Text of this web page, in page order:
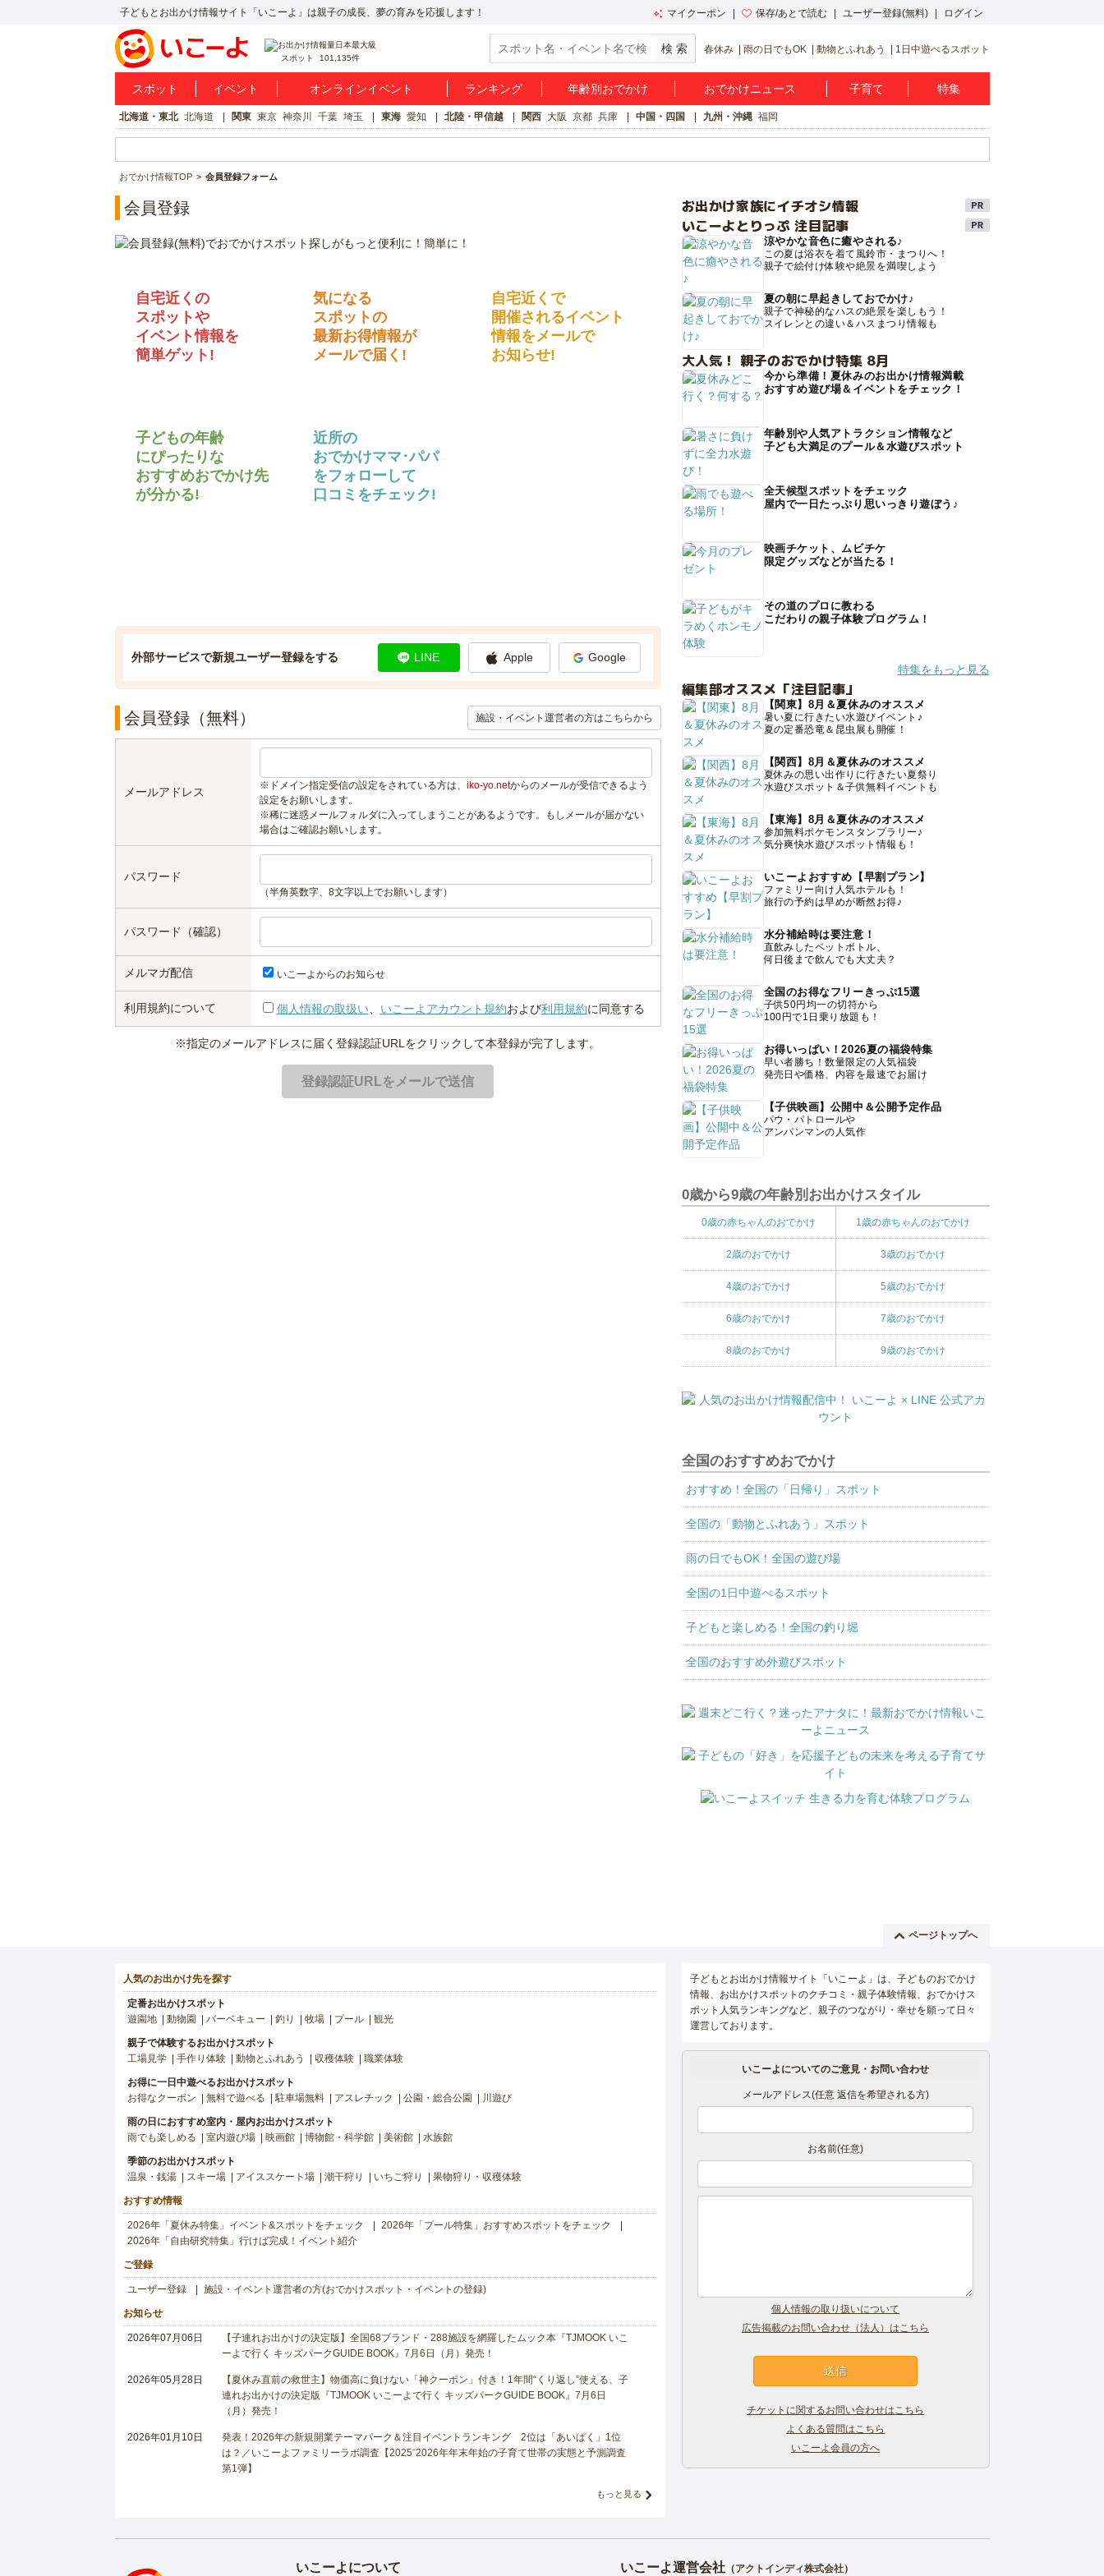
子どもとお出かけ情報サイト「いこーよ」は親子の成長、夢の育みを応援します！ マイクーポン 保存/あとで読む ユーザー登録(無料) ログイン
スポット 101,135件
春休み 雨の日でもOK 動物とふれあう 1日中遊べるスポット
スポット イベント オンラインイベント ランキング 年齢別おでかけ おでかけニュース 子育て 特集
北海道・東北 北海道 関東 東京 神奈川 千葉 埼玉 東海 愛知 北陸・甲信越 関西 大阪 京都 兵庫 中国・四国 九州・沖縄 福岡
おでかけ情報TOP 会員登録フォーム
会員登録
自宅近くの
スポットや
イベント情報を
簡単ゲット!
気になる
スポットの
最新お得情報が
メールで届く!
自宅近くで
開催されるイベント
情報をメールで
お知らせ!
子どもの年齢
にぴったりな
おすすめおでかけ先
が分かる!
近所の
おでかけママ･パパ
をフォローして
口コミをチェック!
外部サービスで新規ユーザー登録をする LINE Apple Google
会員登録（無料） 施設・イベント運営者の方はこちらから
メールアドレス ※ドメイン指定受信の設定をされている方は、 iko-yo.netからのメールが受信できるよう
設定をお願いします。
※稀に迷惑メールフォルダに入ってしまうことがあるようです。もしメールが届かない
場合はご確認お願いします。
パスワード
（半角英数字、8文字以上でお願いします）
パスワード（確認）
メルマガ配信 いこーよからのお知らせ
利用規約について 個人情報の取扱い、 いこーよアカウント規約および利用規約に同意する
※指定のメールアドレスに届く登録認証URLをクリックして本登録が完了します。
お出かけ家族にイチオシ情報
いこーよとりっぷ 注目記事
涼やかな音色に癒やされる♪
この夏は浴衣を着て風鈴市・まつりへ！
親子で絵付け体験や絶景を満喫しよう
夏の朝に早起きしておでかけ♪
親子で神秘的なハスの絶景を楽しもう！
スイレンとの違い＆ハスまつり情報も
大人気！ 親子のおでかけ特集 8月
今から準備！夏休みのお出かけ情報満載
おすすめ遊び場＆イベントをチェック！
年齢別や人気アトラクション情報など
子ども大満足のプール＆水遊びスポット
全天候型スポットをチェック
屋内で一日たっぷり思いっきり遊ぼう♪
映画チケット、ムビチケ
限定グッズなどが当たる！
その道のプロに教わる
こだわりの親子体験プログラム！
特集をもっと見る
編集部オススメ「注目記事」
【関東】8月＆夏休みのオススメ
暑い夏に行きたい水遊びイベント♪
夏の定番恐竜＆昆虫展も開催！
【関西】8月＆夏休みのオススメ
夏休みの思い出作りに行きたい夏祭り
水遊びスポット＆子供無料イベントも
【東海】8月＆夏休みのオススメ
参加無料ポケモンスタンプラリー♪
気分爽快水遊びスポット情報も！
いこーよおすすめ【早割プラン】
ファミリー向け人気ホテルも！
旅行の予約は早めが断然お得♪
水分補給時は要注意！
直飲みしたペットボトル、
何日後まで飲んでも大丈夫？
全国のお得なフリーきっぷ15選
子供50円均一の切符から
100円で1日乗り放題も！
お得いっぱい！2026夏の福袋特集
早い者勝ち！数量限定の人気福袋
発売日や価格、内容を最速でお届け
【子供映画】公開中＆公開予定作品
パウ・パトロールや
アンパンマンの人気作
0歳から9歳の年齢別お出かけスタイル
0歳の赤ちゃんのおでかけ 1歳の赤ちゃんのおでかけ
2歳のおでかけ 3歳のおでかけ
4歳のおでかけ 5歳のおでかけ
6歳のおでかけ 7歳のおでかけ
8歳のおでかけ 9歳のおでかけ
全国のおすすめおでかけ
おすすめ！全国の「日帰り」スポット
全国の「動物とふれあう」スポット
雨の日でもOK！全国の遊び場
全国の1日中遊べるスポット
子どもと楽しめる！全国の釣り堀
全国のおすすめ外遊びスポット
ページトップへ
人気のお出かけ先を探す
定番お出かけスポット
遊園地
動物園 バーベキュー 釣り 牧場 プール 観光
親子で体験するお出かけスポット
工場見学
手作り体験 動物とふれあう 収穫体験 職業体験
お得に一日中遊べるお出かけスポット
お得なクーポン
無料で遊べる 駐車場無料 アスレチック 公園・総合公園 川遊び
雨の日におすすめ室内・屋内お出かけスポット
雨でも楽しめる
室内遊び場 映画館 博物館・科学館 美術館 水族館
季節のお出かけスポット
温泉・銭湯
スキー場 アイススケート場 潮干狩り いちご狩り 果物狩り・収穫体験
おすすめ情報
2026年「夏休み特集」イベント&スポットをチェック
2026年「プール特集」おすすめスポットをチェック
2026年「自由研究特集」行けば完成！イベント紹介
ご登録
ユーザー登録 施設・イベント運営者の方(おでかけスポット・イベントの登録)
お知らせ
2026年07月06日
【子連れお出かけの決定版】全国68ブランド・288施設を網羅したムック本『TJMOOK いこ
ーよで行く キッズパークGUIDE BOOK』7月6日（月）発売！
2026年05月28日
【夏休み直前の救世主】物価高に負けない「神クーポン」付き！1年間“くり返し”使える、子
連れお出かけの決定版『TJMOOK いこーよで行く キッズパークGUIDE BOOK』7月6日
（月）発売！
2026年01月10日
発表！2026年の新規開業テーマパーク＆注目イベントランキング 2位は「あいぱく」1位
は？／いこーよファミリーラボ調査【2025⁻2026年年末年始の子育て世帯の実態と予測調査
第1弾】
もっと見る
子どもとお出かけ情報サイト「いこーよ」は、子どものおでかけ
情報、お出かけスポットのクチコミ・親子体験情報、おでかけス
ポット人気ランキングなど、親子のつながり・幸せを願って日々
運営しております。
いこーよについてのご意見・お問い合わせ
メールアドレス(任意 返信を希望される方)
お名前(任意)
個人情報の取り扱いについて
広告掲載のお問い合わせ（法人）はこちら
チケットに関するお問い合わせはこちら
よくある質問はこちら
いこーよ会員の方へ
いこーよについて いこーよ運営会社（アクトインディ株式会社）